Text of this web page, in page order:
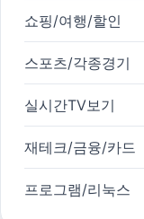
쇼핑/여행/할인
스포츠/각종경기
실시간TV보기
재테크/금융/카드
프로그램/리눅스